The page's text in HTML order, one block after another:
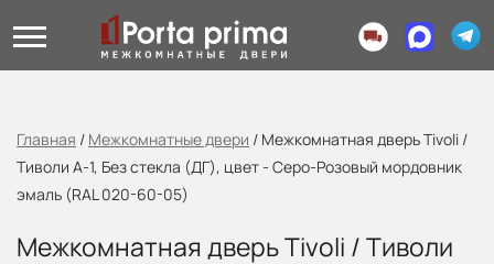
Главная / Межкомнатные двери / Межкомнатная дверь Tivoli /
Тиволи А-1, Без стекла (ДГ), цвет - Серо-Розовый мордовник
эмаль (RAL 020-60-05)
Межкомнатная дверь Tivoli / Тиволи